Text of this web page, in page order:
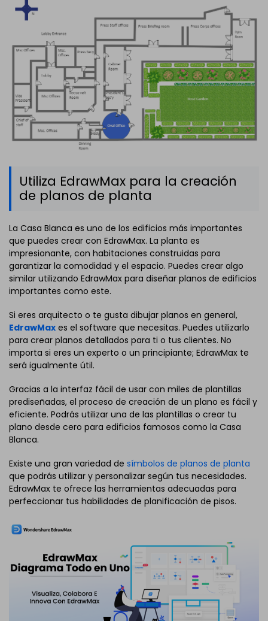
Utiliza EdrawMax para la creación
de planos de planta
La Casa Blanca es uno de los edificios más importantes
que puedes crear con EdrawMax. La planta es
impresionante, con habitaciones construidas para
garantizar la comodidad y el espacio. Puedes crear algo
similar utilizando EdrawMax para diseñar planos de edificios
importantes como este.
Si eres arquitecto o te gusta dibujar planos en general,
EdrawMax es el software que necesitas. Puedes utilizarlo
para crear planos detallados para ti o tus clientes. No
importa si eres un experto o un principiante; EdrawMax te
será igualmente útil.
Gracias a la interfaz fácil de usar con miles de plantillas
prediseñadas, el proceso de creación de un plano es fácil y
eficiente. Podrás utilizar una de las plantillas o crear tu
plano desde cero para edificios famosos como la Casa
Blanca.
Existe una gran variedad de símbolos de planos de planta
que podrás utilizar y personalizar según tus necesidades.
EdrawMax te ofrece las herramientas adecuadas para
perfeccionar tus habilidades de planificación de pisos.